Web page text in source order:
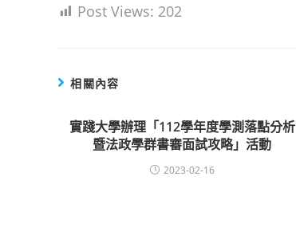
Post Views: 202
相關內容
實踐大學辦理「112學年度學測落點分析
暨法政學群書審面試攻略」活動
2023-02-16